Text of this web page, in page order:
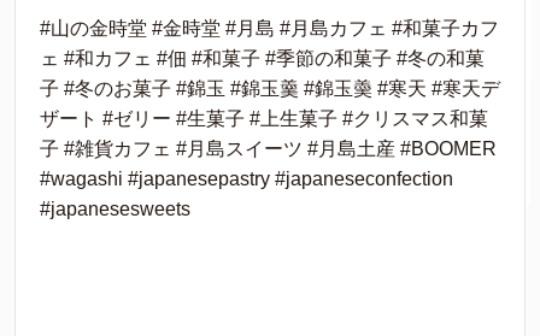
#山の金時堂 #金時堂 #月島 #月島カフェ #和菓子カフ
ェ #和カフェ #佃 #和菓子 #季節の和菓子 #冬の和菓
子 #冬のお菓子 #錦玉 #錦玉羹 #錦玉羮 #寒天 #寒天デ
ザート #ゼリー #生菓子 #上生菓子 #クリスマス和菓
子 #雑貨カフェ #月島スイーツ #月島土産 #BOOMER
#wagashi #japanesepastry #japaneseconfection
#japanesesweets